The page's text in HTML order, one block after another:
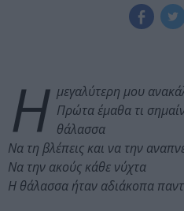
Η μεγαλύτερη μου
Πρώτα έμαθα τι
θάλασσα
Να τη βλέπεις και να την
Να την ακούς κάθε νύχτα
Η θάλασσα ήταν αδιάκοπα